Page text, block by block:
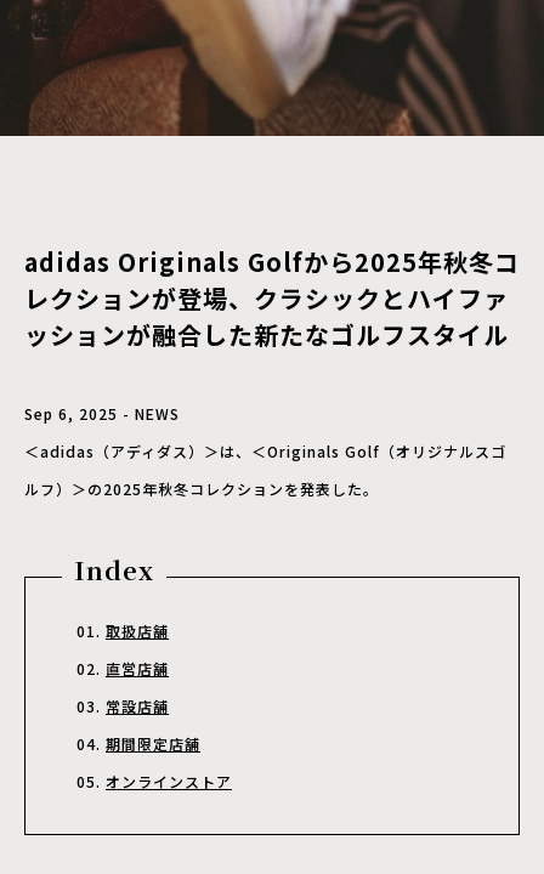
adidas Originals Golfから2025年秋冬コ
レクションが登場、クラシックとハイファ
ッションが融合した新たなゴルフスタイル
Sep 6, 2025 - NEWS
＜adidas（アディダス）＞は、＜Originals Golf（オリジナルスゴ
ルフ）＞の2025年秋冬コレクションを発表した。
Index
取扱店舗
直営店舗
常設店舗
期間限定店舗
オンラインストア